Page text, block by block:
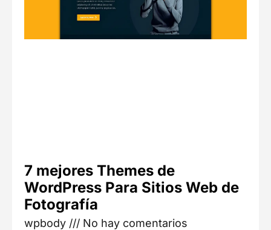
7 mejores Themes de
WordPress Para Sitios Web de
Fotografía
wpbody No hay comentarios